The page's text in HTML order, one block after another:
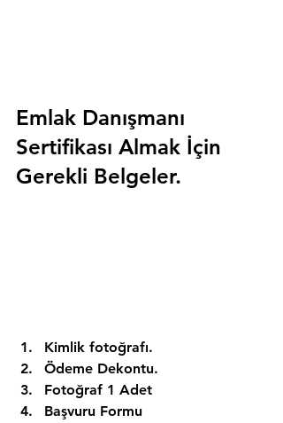
Emlak Danışmanı
Sertifikası Almak İçin
Gerekli Belgeler.
Kimlik fotoğrafı.
Ödeme Dekontu.
Fotoğraf 1 Adet
Başvuru Formu